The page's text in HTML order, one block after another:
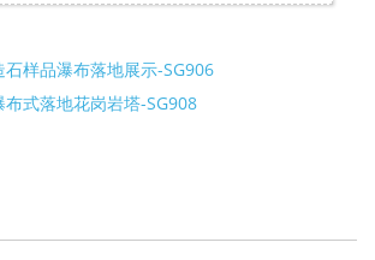
石样品瀑布落地展示-SG906
布式落地花岗岩塔-SG908